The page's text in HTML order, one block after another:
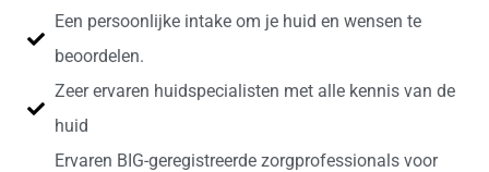
Een persoonlijke intake om je huid en wensen te
beoordelen.
Zeer ervaren huidspecialisten met alle kennis van de
huid
Ervaren BIG-geregistreerde zorgprofessionals voor